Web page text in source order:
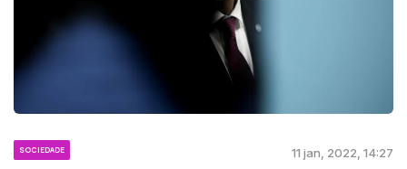
SOCIEDADE 11 jan, 2022, 14:27